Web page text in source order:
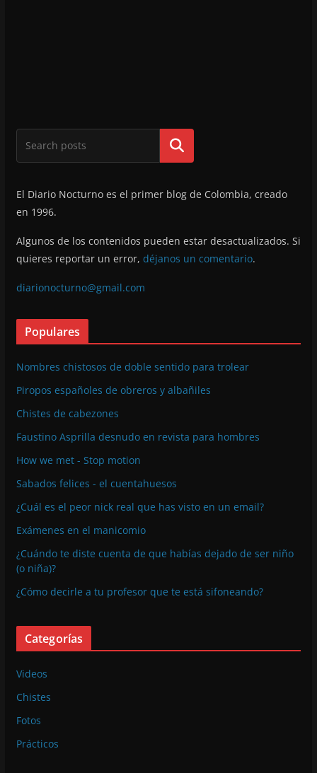
Buscar
El Diario Nocturno es el primer blog de Colombia, creado
en 1996.
Algunos de los contenidos pueden estar desactualizados. Si
quieres reportar un error, déjanos un comentario.
diarionocturno@gmail.com
Populares
Nombres chistosos de doble sentido para trolear
Piropos españoles de obreros y albañiles
Chistes de cabezones
Faustino Asprilla desnudo en revista para hombres
How we met - Stop motion
Sabados felices - el cuentahuesos
¿Cuál es el peor nick real que has visto en un email?
Exámenes en el manicomio
¿Cuándo te diste cuenta de que habías dejado de ser niño
(o niña)?
¿Cómo decirle a tu profesor que te está sifoneando?
Categorías
Videos
Chistes
Fotos
Prácticos